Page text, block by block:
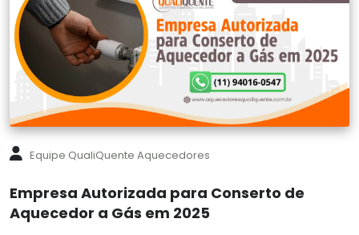
Equipe QualiQuente Aquecedores
Empresa Autorizada para Conserto de
Aquecedor a Gás em 2025